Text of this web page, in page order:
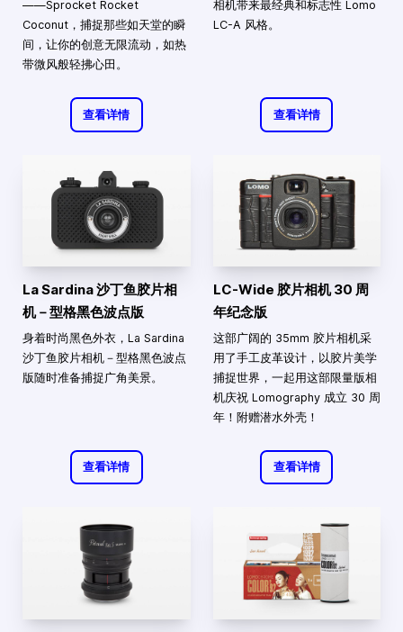
——Sprocket Rocket
Coconut，捕捉那些如天堂的瞬
间，让你的创意无限流动，如热
带微风般轻拂心田。
查看详情
相机带来最经典和标志性 Lomo
LC-A 风格。
查看详情
La Sardina 沙丁鱼胶片相
机－型格黑色波点版
身着时尚黑色外衣，La Sardina
沙丁鱼胶片相机－型格黑色波点
版随时准备捕捉广角美景。
查看详情
LC-Wide 胶片相机 30 周
年纪念版
这部广阔的 35mm 胶片相机采
用了手工皮革设计，以胶片美学
捕捉世界，一起用这部限量版相
机庆祝 Lomography 成立 30 周
年！附赠潜水外壳！
查看详情